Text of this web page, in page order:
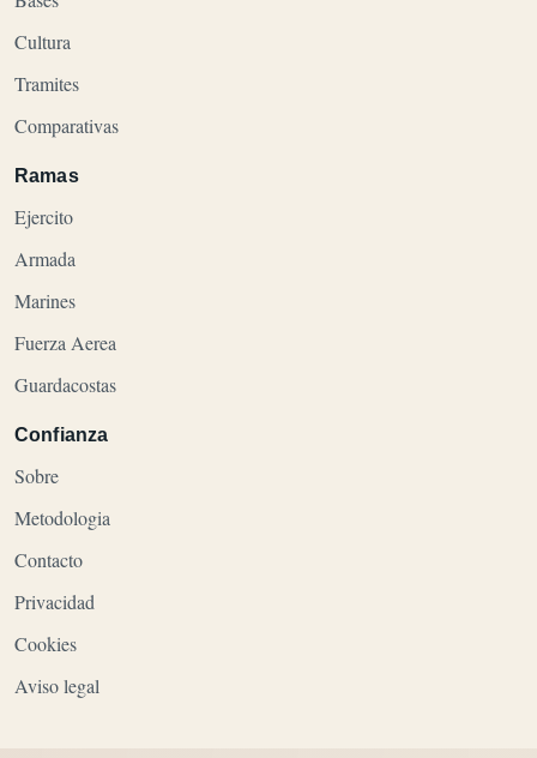
Cultura
Tramites
Comparativas
Ramas
Ejercito
Armada
Marines
Fuerza Aerea
Guardacostas
Confianza
Sobre
Metodologia
Contacto
Privacidad
Cookies
Aviso legal